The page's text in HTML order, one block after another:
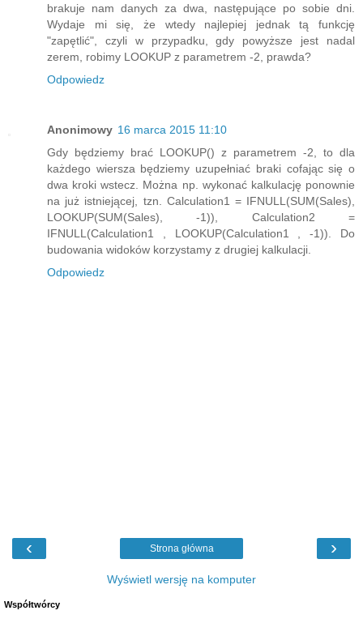
brakuje nam danych za dwa, następujące po sobie dni.
Wydaje mi się, że wtedy najlepiej jednak tą funkcję
"zapętlić", czyli w przypadku, gdy powyższe jest nadal
zerem, robimy LOOKUP z parametrem -2, prawda?
Odpowiedz
Anonimowy 16 marca 2015 11:10
Gdy będziemy brać LOOKUP() z parametrem -2, to dla
każdego wiersza będziemy uzupełniać braki cofając się o
dwa kroki wstecz. Można np. wykonać kalkulację ponownie
na już istniejącej, tzn. Calculation1 = IFNULL(SUM(Sales),
LOOKUP(SUM(Sales), -1)), Calculation2 =
IFNULL(Calculation1 , LOOKUP(Calculation1 , -1)). Do
budowania widoków korzystamy z drugiej kalkulacji.
Odpowiedz
‹ ›
Strona główna
Wyświetl wersję na komputer
Współtwórcy